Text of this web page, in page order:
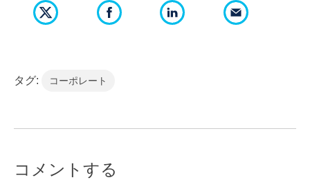
タグ: コーポレート
コメントする